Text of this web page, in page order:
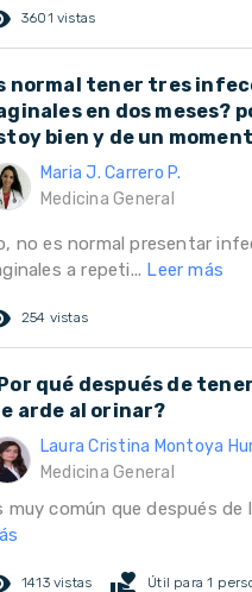
3601 vistas
normal tener tres
en dos meses?
bien y de un
Maria J. Carrero P.
Medicina General
no es normal presentar
a repeti... Leer más
254 vistas
qué después de
arde al orinar?
Laura Cristina Montoya
Medicina General
muy común que después de
1413 vistas volunteer_activism Útil para 1